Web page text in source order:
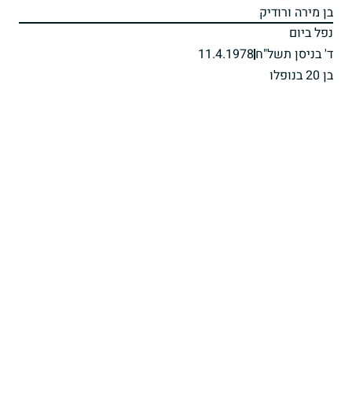
בן מירה ורודיק
נפל ביום
ד' בניסן תשל"ח11.4.1978
בן 20 בנופלו